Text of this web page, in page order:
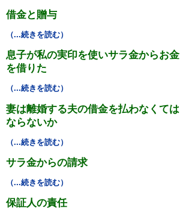
借金と贈与
（...続きを読む）
息子が私の実印を使いサラ金からお金
を借りた
（...続きを読む）
妻は離婚する夫の借金を払わなくては
ならないか
（...続きを読む）
サラ金からの請求
（...続きを読む）
保証人の責任